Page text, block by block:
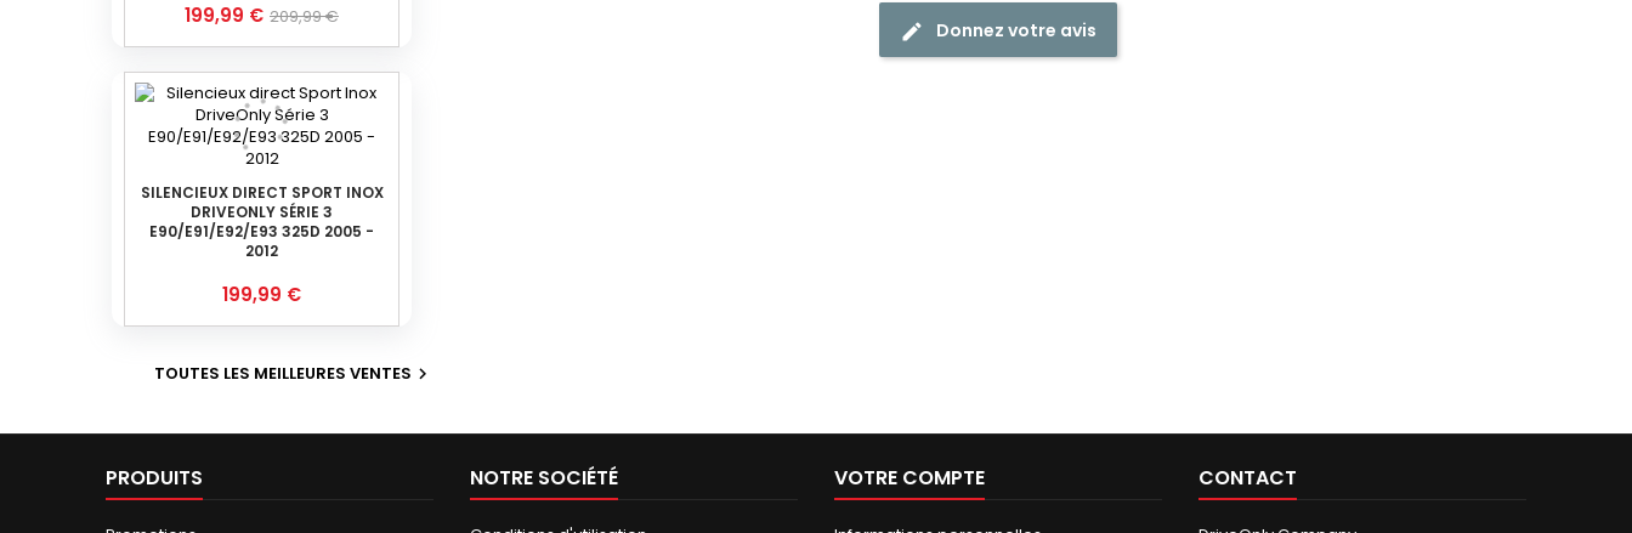
Prix
199,99 € Prix
de
base
209,99 €
SILENCIEUX DIRECT SPORT INOX
DRIVEONLY SÉRIE 3
E90/E91/E92/E93 325D 2005 -
2012
Prix
199,99 €
TOUTES LES MEILLEURES VENTES 
Donnez votre avis
PRODUITS NOTRE SOCIÉTÉ VOTRE COMPTE CONTACT